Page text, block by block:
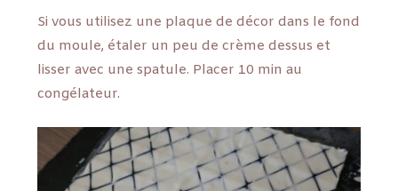
Si vous utilisez une plaque de décor dans le fond
du moule, étaler un peu de crème dessus et
lisser avec une spatule. Placer 10 min au
congélateur.